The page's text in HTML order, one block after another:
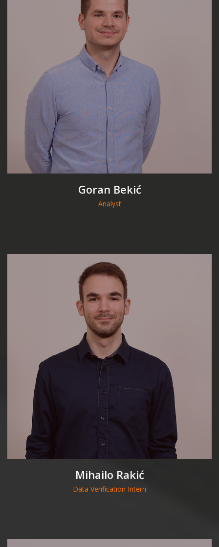
Goran Bekić
Analyst
Mihailo Rakić
Data Verification Intern